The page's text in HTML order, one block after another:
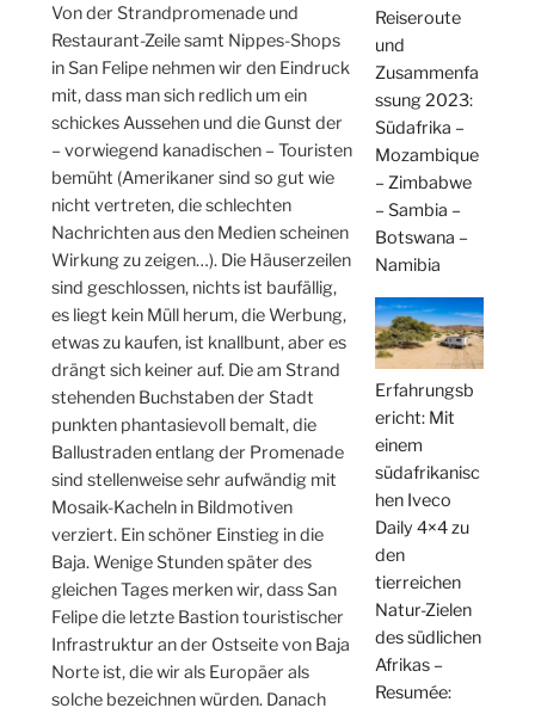
Von der Strandpromenade und
Restaurant-Zeile samt Nippes-Shops
in San Felipe nehmen wir den Eindruck
mit, dass man sich redlich um ein
schickes Aussehen und die Gunst der
– vorwiegend kanadischen – Touristen
bemüht (Amerikaner sind so gut wie
nicht vertreten, die schlechten
Nachrichten aus den Medien scheinen
Wirkung zu zeigen…). Die Häuserzeilen
sind geschlossen, nichts ist baufällig,
es liegt kein Müll herum, die Werbung,
etwas zu kaufen, ist knallbunt, aber es
drängt sich keiner auf. Die am Strand
stehenden Buchstaben der Stadt
punkten phantasievoll bemalt, die
Ballustraden entlang der Promenade
sind stellenweise sehr aufwändig mit
Mosaik-Kacheln in Bildmotiven
verziert. Ein schöner Einstieg in die
Baja. Wenige Stunden später des
gleichen Tages merken wir, dass San
Felipe die letzte Bastion touristischer
Infrastruktur an der Ostseite von Baja
Norte ist, die wir als Europäer als
solche bezeichnen würden. Danach
Reiseroute
und
Zusammenfa
ssung 2023:
Südafrika –
Mozambique
– Zimbabwe
– Sambia –
Botswana –
Namibia
Erfahrungsb
ericht: Mit
einem
südafrikanisc
hen Iveco
Daily 4×4 zu
den
tierreichen
Natur-Zielen
des südlichen
Afrikas –
Resumée: